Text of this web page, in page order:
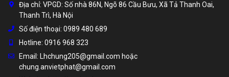
Địa chỉ: VPGD: Số nhà 86N, Ngõ 86 Cầu Bưu, Xã Tả Thanh Oai,
Thanh Trì, Hà Nội
Số điện thoại: 0989 480 689
Hotline: 0916 968 323
Email: Lhchung205@gmail.com hoặc
chung.anvietphat@gmail.com